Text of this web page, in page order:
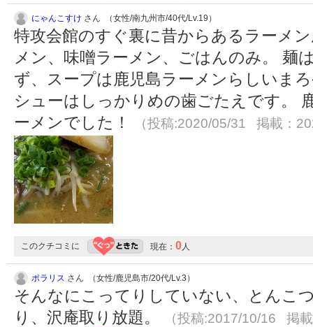
にゃんこすけ さん （女性/南九州市/40代/Lv.19）
特攻会館のすぐ裏に昔からあるラーメ
メン、味噌ラーメン、ごはんのみ。 麺
ず、スープは鹿児島ラーメンらしいま
シューはしっかりめの歯ごたえです。
ーメンでした！
（投稿:2020/05/31 掲載：
このクチコミに 現在： 0 人
ポラリス さん （女性/鹿児島市/20代/Lv.3）
そんなにこってりしていない、とんこ
り、沢庵取り放題。
（投稿:2017/10/16 掲